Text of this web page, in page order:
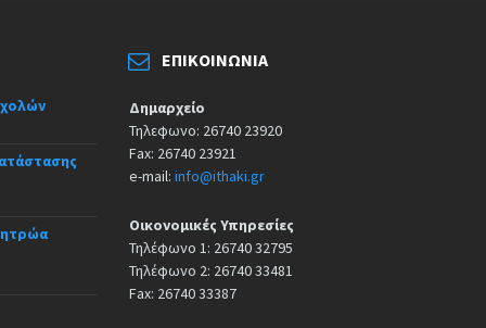
ΕΠΙΚΟΙΝΩΝΊΑ
Δημαρχείο
Τηλεφωνο: 26740 23920
Fax: 26740 23921
e-mail:info@ithaki.gr
Οικονομικές Υπηρεσίες
Τηλέφωνο 1: 26740 32795
Τηλέφωνο 2: 26740 33481
Fax: 26740 33387